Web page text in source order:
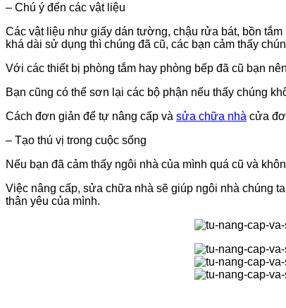
– Chú ý đến các vật liệu
Các vật liệu như giấy dán tường, chậu rửa bát, bồn
khá dài sử dụng thì chúng đã cũ, các bạn cảm thấy
Với các thiết bị phòng tắm hay phòng bếp đã cũ bạn
Bạn cũng có thể sơn lại các bộ phận nếu thấy chúng
Cách đơn giản để tự nâng cấp và sửa chữa nhà cửa
– Tạo thú vị trong cuộc sống
Nếu bạn đã cảm thấy ngôi nhà của mình quá cũ và
Việc nâng cấp, sửa chữa nhà sẽ giúp ngôi nhà chúng
thân yêu của mình.